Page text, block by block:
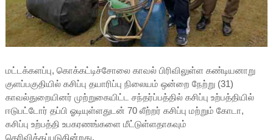
மட்டக்களப்பு, கொக்கட்டிச்சோலை காவல் பிரிவிலுள்ள கண்டியனாறு
குளப்பகுதியில் கசிப்பு தயாரிப்பு நிலையம் ஒன்றை நேற்று (31)
காவல்துறையினர் முற்றுகையிட்ட சந்தர்ப்பத்தில் கசிப்பு உற்பத்தியில்
ஈடுபட்டோர் தப்பி ஓடியுள்ளதுடன் 70 லீற்றர் கசிப்பு மற்றும் கோடா,
கசிப்பு உற்பத்தி உபகரணங்களை மீட்டுள்ளதாகவும்
தெரிவிக்கப்படுகின்றது.